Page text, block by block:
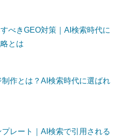
べきGEO対策｜AI検索時代に
とは
作とは？AI検索時代に選ばれ
レート｜AI検索で引用される